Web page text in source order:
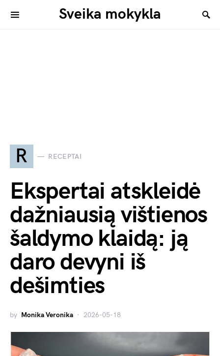
Sveika mokykla
R RECEPTAI
Ekspertai atskleidė
dažniausią vištienos
šaldymo klaidą: ją
daro devyni iš
dešimties
by Monika Veronika 2026-05-18